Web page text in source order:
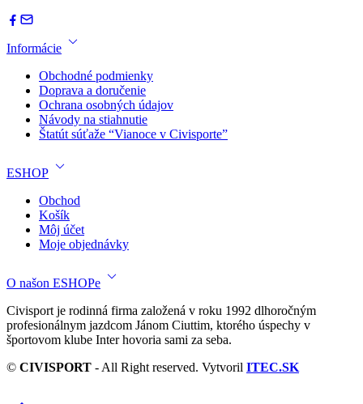
Informácie
Obchodné podmienky
Doprava a doručenie
Ochrana osobných údajov
Návody na stiahnutie
Štatút súťaže “Vianoce v Civisporte”
ESHOP
Obchod
Košík
Môj účet
Moje objednávky
O našon ESHOPe
Civisport je rodinná firma založená v roku 1992 dlhoročným
profesionálnym jazdcom Jánom Ciuttim, ktorého úspechy v
športovom klube Inter hovoria sami za seba.
© CIVISPORT - All Right reserved. Vytvoril ITEC.SK